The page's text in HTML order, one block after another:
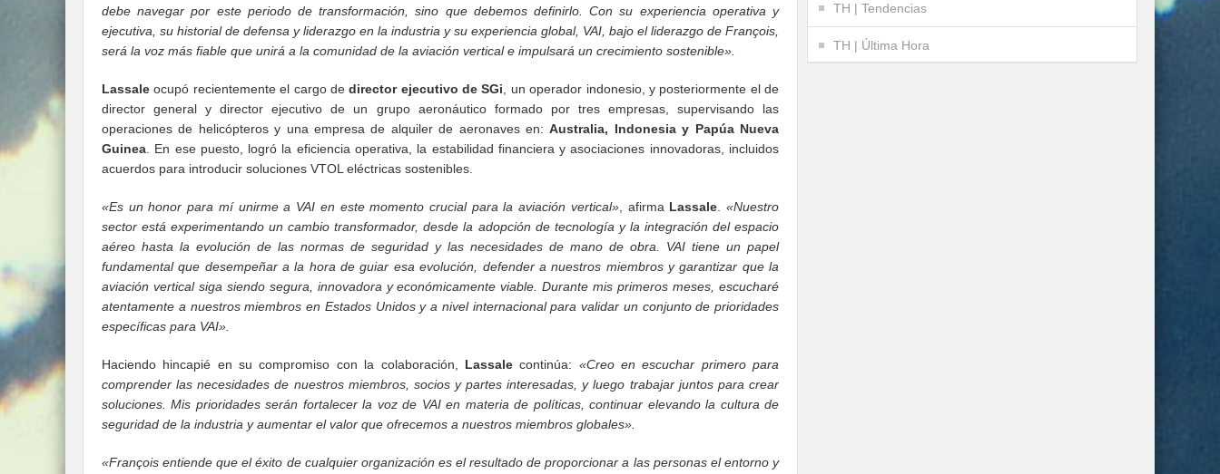
debe navegar por este periodo de transformación, sino que debemos definirlo. Con su experiencia operativa y
ejecutiva, su historial de defensa y liderazgo en la industria y su experiencia global, VAI, bajo el liderazgo de François,
será la voz más fiable que unirá a la comunidad de la aviación vertical e impulsará un crecimiento sostenible».
Lassale ocupó recientemente el cargo dedirector ejecutivo de SGi, un operador indonesio, y posteriormente el de
director general y director ejecutivo de un grupo aeronáutico formado por tres empresas, supervisando las
operaciones de helicópteros y una empresa de alquiler de aeronaves en:Australia, Indonesia y Papúa Nueva
Guinea. En ese puesto, logró la eficiencia operativa, la estabilidad financiera y asociaciones innovadoras, incluidos
acuerdos para introducir soluciones VTOL eléctricas sostenibles.
«Es un honor para mí unirme a VAI en este momento crucial para la aviación vertical», afirma Lassale.«Nuestro
sector está experimentando un cambio transformador, desde la adopción de tecnología y la integración del espacio
aéreo hasta la evolución de las normas de seguridad y las necesidades de mano de obra. VAI tiene un papel
fundamental que desempeñar a la hora de guiar esa evolución, defender a nuestros miembros y garantizar que la
aviación vertical siga siendo segura, innovadora y económicamente viable. Durante mis primeros meses, escucharé
atentamente a nuestros miembros en Estados Unidos y a nivel internacional para validar un conjunto de prioridades
específicas para VAI».
Haciendo hincapié en su compromiso con la colaboración, Lassalecontinúa: «Creo en escuchar primero para
comprender las necesidades de nuestros miembros, socios y partes interesadas, y luego trabajar juntos para crear
soluciones. Mis prioridades serán fortalecer la voz de VAI en materia de políticas, continuar elevando la cultura de
seguridad de la industria y aumentar el valor que ofrecemos a nuestros miembros globales».
«François entiende que el éxito de cualquier organización es el resultado de proporcionar a las personas el entorno y
TH | Tendencias
TH | Última Hora